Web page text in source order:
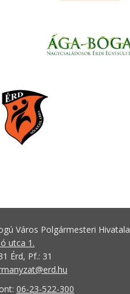
Város Polgármesteri Hivatala
utca 1.
Érd, Pf.: 31
06-23-522-300